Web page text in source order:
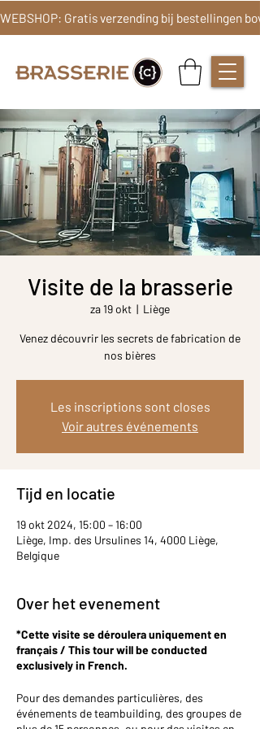
Visite de la brasserie
za 19 okt
  |
Liège
Venez découvrir les secrets de fabrication de
nos bières
Les inscriptions sont closes
Voir autres événements
Tijd en locatie
19 okt 2024, 15:00 – 16:00
Liège, Imp. des Ursulines 14, 4000 Liège,
Belgique
Over het evenement
*Cette visite se déroulera uniquement en
français / This tour will be conducted
exclusively in French.
Pour des demandes particulières, des
événements de teambuilding, des groupes de